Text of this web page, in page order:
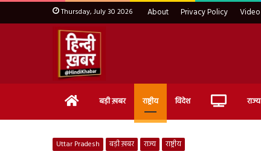
Thursday, July 30 2026 About Privacy Policy Video
Home बड़ी ख़बर राष्ट्रीय विदेश Live राज्य
Uttar Pradesh बड़ी ख़बर राज्य राष्ट्रीय